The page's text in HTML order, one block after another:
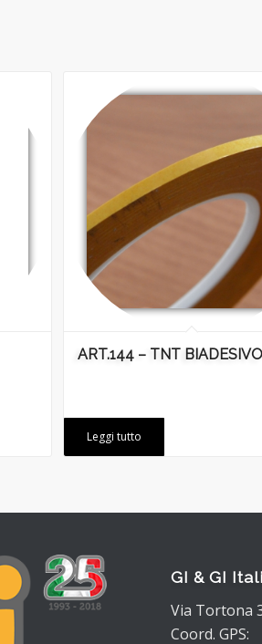
ART.144 – TNT BIADESIVO
Leggi tutto
GI & GI
Via Tortona
Coord. GPS: